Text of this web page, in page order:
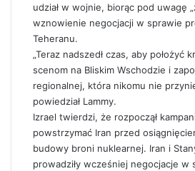
udział w wojnie, biorąc pod uwagę
wznowienie negocjacji w sprawie
Teheranu.
„Teraz nadszedł czas, aby położyć
scenom na Bliskim Wschodzie i
regionalnej, która nikomu nie
powiedział Lammy.
Izrael twierdzi, że rozpoczął
powstrzymać Iran przed
budowy broni nuklearnej. Iran i
prowadziły wcześniej negocjacje w